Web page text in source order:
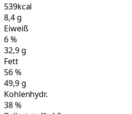
539kcal
8,4g
Eiweiß
6%
32,9g
Fett
56%
49,9g
Kohlenhydr.
38%